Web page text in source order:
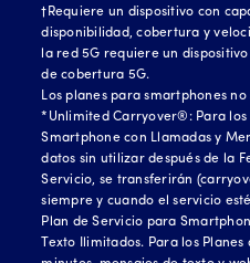
†Requiere un dispositivo con
disponibilidad, cobertura y
la red 5G requiere un
de cobertura 5G.
Los planes para smartphones
*Unlimited Carryover®: Para los
Smartphone con Llamadas y
datos sin utilizar después de la
Servicio, se transferirán
siempre y cuando el servicio
Plan de Servicio para
Texto Ilimitados. Para los